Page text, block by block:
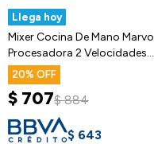
Llega hoy
Mixer Cocina De Mano Marvo
Procesadora 2 Velocidades
Batidor
20
$ 707$ 884
$ 643